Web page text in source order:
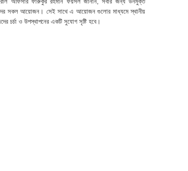
সকল আয়োজন। সেই সাথে এ আয়োজন গুলোর মাধ্যমে স্থানীয়
চর্চা ও উপস্থাপনের একটি সুযোগ সৃষ্টি হবে।